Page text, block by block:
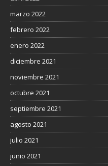
marzo 2022
febrero 2022
enero 2022
diciembre 2021
noviembre 2021
octubre 2021
septiembre 2021
agosto 2021
julio 2021
junio 2021